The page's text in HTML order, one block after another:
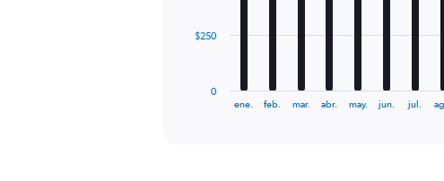
The
ene. feb. mar. abr. may. jun. jul.
0
$250